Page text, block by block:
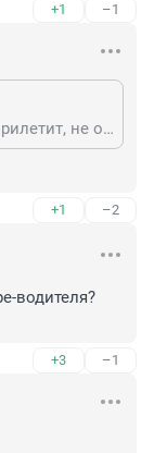
+1 –1
Но тут есть только риск что в зад прилетит, не ожидающий такого резкого маневра.
+1 –2
водителя?
+3 –1